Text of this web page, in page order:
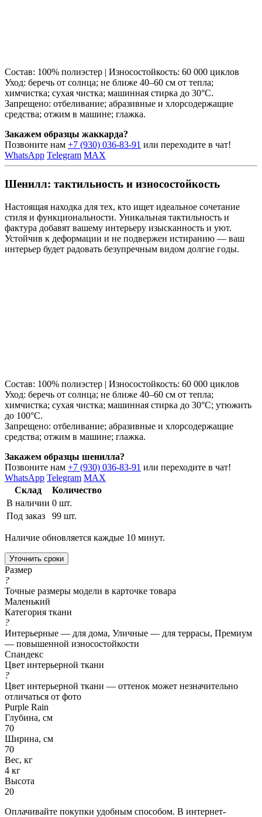
Состав: 100% полиэстер | Износостойкость: 60 000 циклов
Уход: беречь от солнца; не ближе 40–60 см от тепла;
химчистка; сухая чистка; машинная стирка до 30°C.
Запрещено: отбеливание; абразивные и хлорсодержащие
средства; отжим в машине; глажка.
Закажем образцы жаккарда?
Позвоните нам +7 (930) 036-83-91 или переходите в чат!
WhatsApp Telegram MAX
Шенилл: тактильность и износостойкость
Настоящая находка для тех, кто ищет идеальное сочетание
стиля и функциональности. Уникальная тактильность и
фактура добавят вашему интерьеру изысканность и уют.
Устойчив к деформации и не подвержен истиранию — ваш
интерьер будет радовать безупречным видом долгие годы.
Состав: 100% полиэстер | Износостойкость: 60 000 циклов
Уход: беречь от солнца; не ближе 40–60 см от тепла;
химчистка; сухая чистка; машинная стирка до 30°C; утюжить
до 100°C.
Запрещено: отбеливание; абразивные и хлорсодержащие
средства; отжим в машине; глажка.
Закажем образцы шенилла?
Позвоните нам +7 (930) 036-83-91 или переходите в чат!
WhatsApp Telegram MAX
Склад
Количество
В наличии 0 шт.
Под заказ
99 шт.
Наличие обновляется каждые 10 минут.
Уточнить сроки
Размер
?
Точные размеры модели в карточке товара
Маленький
Категория ткани
?
Интерьерные — для дома, Уличные — для террасы, Премиум
— повышенной износостойкости
Спандекс
Цвет интерьерной ткани
?
Цвет интерьерной ткани — оттенок может незначительно
отличаться от фото
Purple Rain
Глубина, см
70
Ширина, см
70
Вес, кг
4 кг
Высота
20
Оплачивайте покупки удобным способом. В интернет-